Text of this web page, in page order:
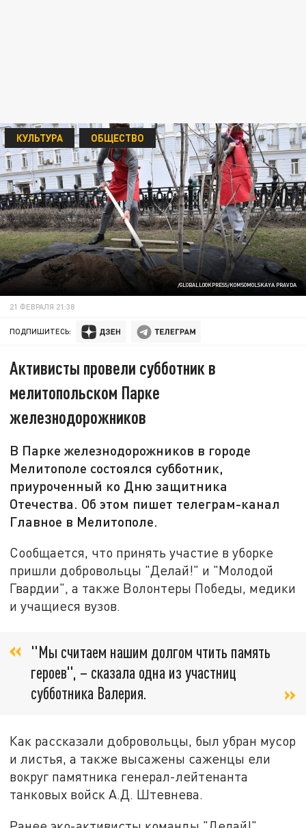
/GLOBALLOOKPRESS/KOMSOMOLSKAYA PRAVDA
КУЛЬТУРА ОБЩЕСТВО
21 ФЕВРАЛЯ 21:38
ПОДПИШИТЕСЬ:
Активисты провели субботник в
мелитопольском Парке
железнодорожников
В Парке железнодорожников в городе
Мелитополе состоялся субботник,
приуроченный ко Дню защитника
Отечества. Об этом пишет телеграм-канал
Главное в Мелитополе.
Сообщается, что принять участие в уборке
пришли добровольцы "Делай!" и "Молодой
Гвардии", а также Волонтеры Победы, медики
и учащиеся вузов.
"Мы считаем нашим долгом чтить память
героев", – сказала одна из участниц
субботника Валерия.
Как рассказали добровольцы, был убран мусор
и листья, а также высажены саженцы ели
вокруг памятника генерал-лейтенанта
танковых войск А.Д. Штевнева.